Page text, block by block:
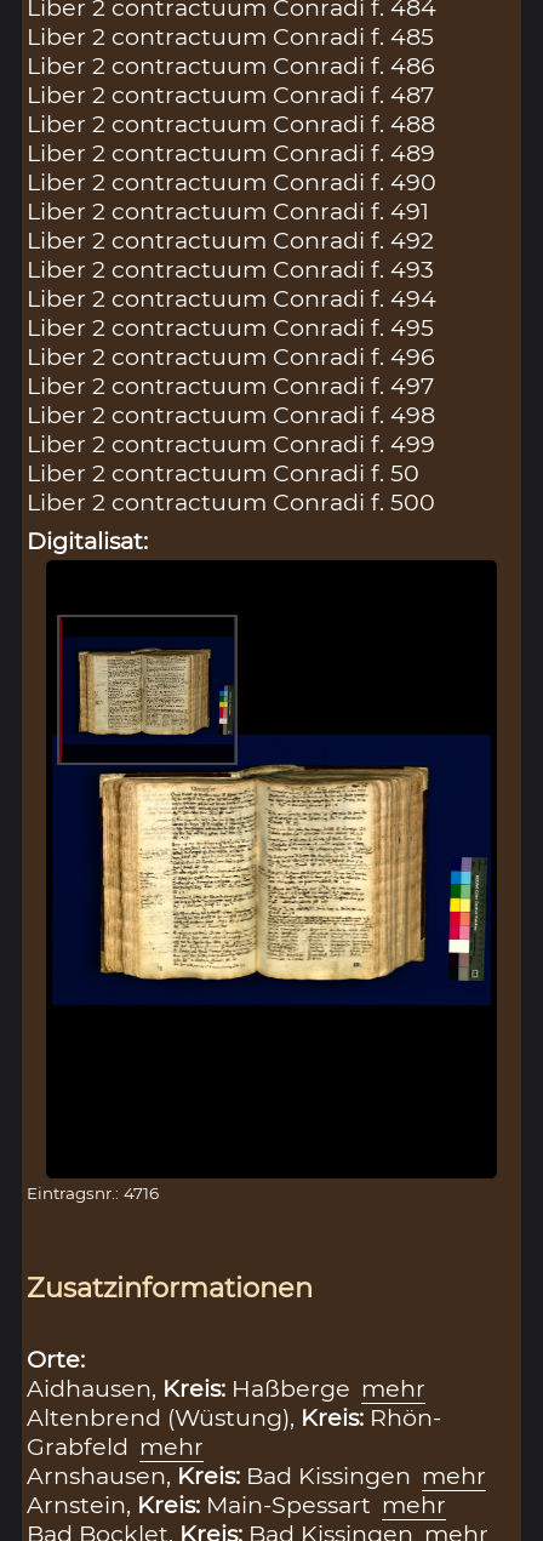
Liber 2 contractuum Conradi f. 484
Liber 2 contractuum Conradi f. 485
Liber 2 contractuum Conradi f. 486
Liber 2 contractuum Conradi f. 487
Liber 2 contractuum Conradi f. 488
Liber 2 contractuum Conradi f. 489
Liber 2 contractuum Conradi f. 490
Liber 2 contractuum Conradi f. 491
Liber 2 contractuum Conradi f. 492
Liber 2 contractuum Conradi f. 493
Liber 2 contractuum Conradi f. 494
Liber 2 contractuum Conradi f. 495
Liber 2 contractuum Conradi f. 496
Liber 2 contractuum Conradi f. 497
Liber 2 contractuum Conradi f. 498
Liber 2 contractuum Conradi f. 499
Liber 2 contractuum Conradi f. 50
Liber 2 contractuum Conradi f. 500
Digitalisat:
Eintragsnr.: 4716
Zusatzinformationen
Orte:
Aidhausen, Kreis: Haßberge mehr
Altenbrend (Wüstung), Kreis: Rhön-
Grabfeld mehr
Arnshausen, Kreis: Bad Kissingen mehr
Arnstein, Kreis: Main-Spessart mehr
Bad Bocklet, Kreis: Bad Kissingen mehr